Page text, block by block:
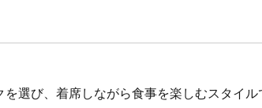
選び、着席しながら食事を楽しむスタイル